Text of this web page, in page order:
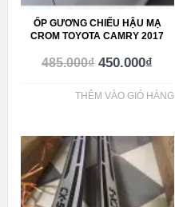
ỐP GƯƠNG CHIẾU HẬU MẠ
CROM TOYOTA CAMRY 2017
485.000₫ 450.000₫
THÊM VÀO GIỎ HÀNG